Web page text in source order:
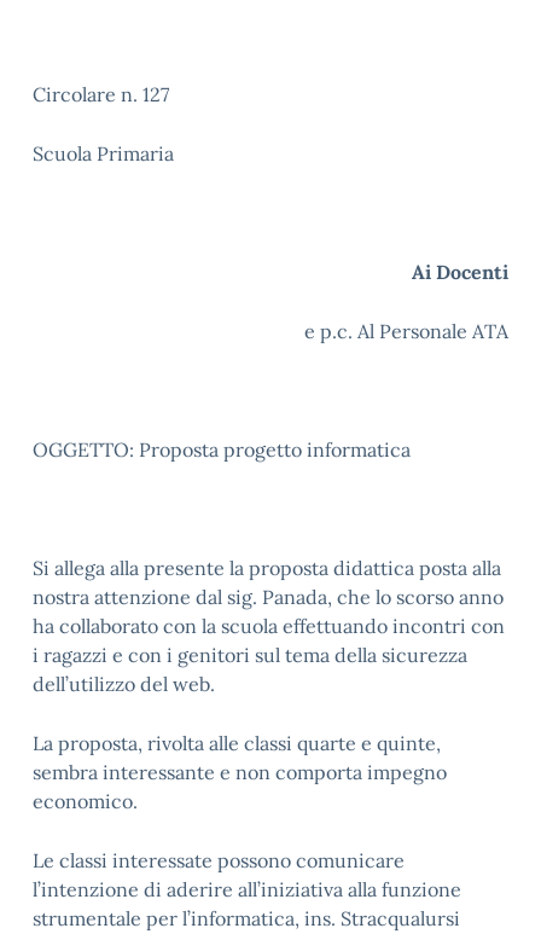
Circolare n. 127
Scuola Primaria
Ai Docenti
e p.c. Al Personale ATA
OGGETTO: Proposta progetto informatica
Si allega alla presente la proposta didattica posta alla
nostra attenzione dal sig. Panada, che lo scorso anno
ha collaborato con la scuola effettuando incontri con
i ragazzi e con i genitori sul tema della sicurezza
dell’utilizzo del web.
La proposta, rivolta alle classi quarte e quinte,
sembra interessante e non comporta impegno
economico.
Le classi interessate possono comunicare
l’intenzione di aderire all’iniziativa alla funzione
strumentale per l’informatica, ins. Stracqualursi